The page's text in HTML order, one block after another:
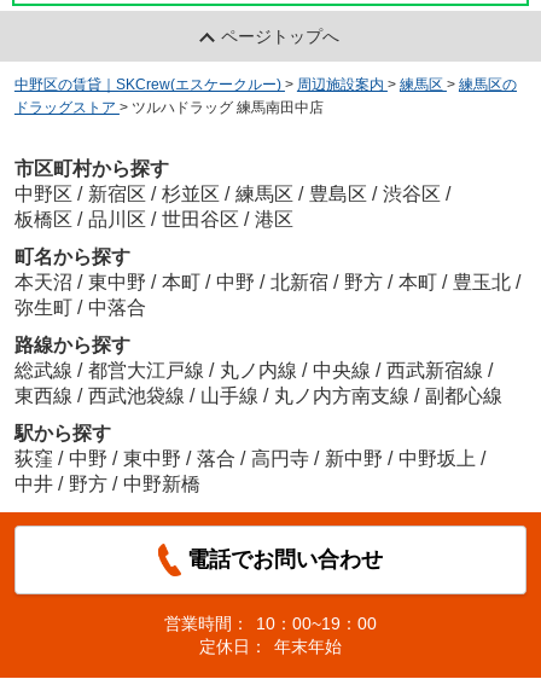
ページトップへ
中野区の賃貸｜SKCrew(エスケークルー) > 周辺施設案内 > 練馬区 > 練馬区の
ドラッグストア > ツルハドラッグ 練馬南田中店
市区町村から探す
中野区 / 新宿区 / 杉並区 / 練馬区 / 豊島区 / 渋谷区 /
板橋区 / 品川区 / 世田谷区 / 港区
町名から探す
本天沼 / 東中野 / 本町 / 中野 / 北新宿 / 野方 / 本町 / 豊玉北 /
弥生町 / 中落合
路線から探す
総武線 / 都営大江戸線 / 丸ノ内線 / 中央線 / 西武新宿線 /
東西線 / 西武池袋線 / 山手線 / 丸ノ内方南支線 / 副都心線
駅から探す
荻窪 / 中野 / 東中野 / 落合 / 高円寺 / 新中野 / 中野坂上 /
中井 / 野方 / 中野新橋
電話でお問い合わせ
営業時間：
10：00~19：00
定休日：
年末年始